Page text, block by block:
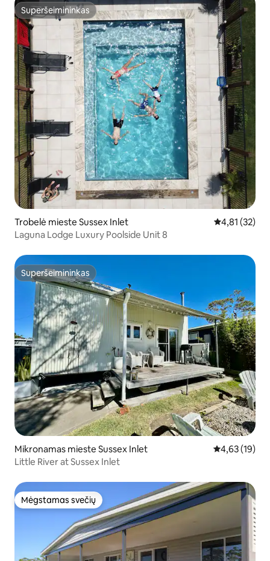
Superšeimininkas
Superšeimininkas
Trobelė mieste Sussex Inlet Vidutinis
4,81 (32)
Laguna Lodge Luxury Poolside Unit 8
Superšeimininkas
Superšeimininkas
Mikronamas mieste Sussex Inlet Vidutinis
4,63 (19)
Little River at Sussex Inlet
Mėgstamas svečių
Mėgstamas svečių